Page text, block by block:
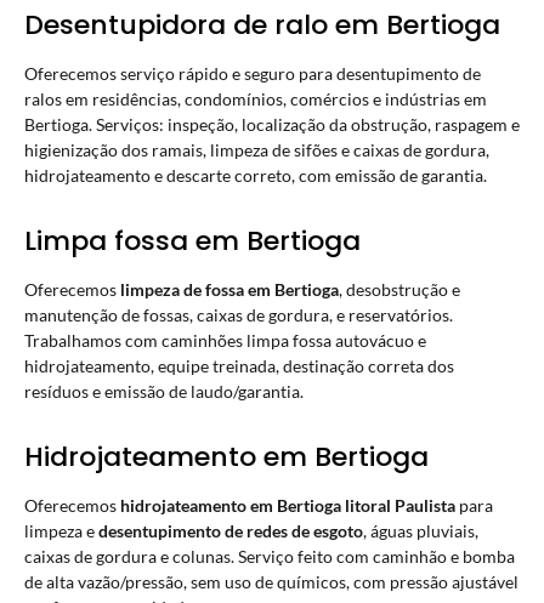
Desentupidora de ralo em Bertioga
Oferecemos serviço rápido e seguro paradesentupimento de
ralosem residências, condomínios, comércios e indústrias em
Bertioga. Serviços: inspeção, localização da obstrução, raspagem e
higienização dos ramais, limpeza de sifões e caixas de gordura,
hidrojateamento e descarte correto, com emissão de garantia.
Limpa fossa em Bertioga
Oferecemos limpeza de fossaem Bertioga, desobstrução e
manutenção de fossas, caixas de gordura, e reservatórios.
Trabalhamos com caminhões limpa fossa autovácuo e
hidrojateamento, equipe treinada, destinação correta dos
resíduos e emissão de laudo/garantia.
Hidrojateamento em Bertioga
Oferecemos hidrojateamentoem Bertioga litoral Paulista para
limpeza edesentupimento de redes de esgoto, águas pluviais,
caixas de gordura e colunas. Serviço feito com caminhão e bomba
de alta vazão/pressão, sem uso de químicos, com pressão ajustável